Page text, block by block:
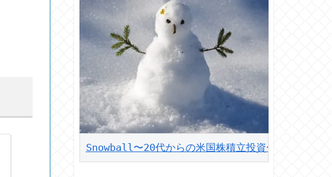
Snowball〜20代からの米国株積立投資〜